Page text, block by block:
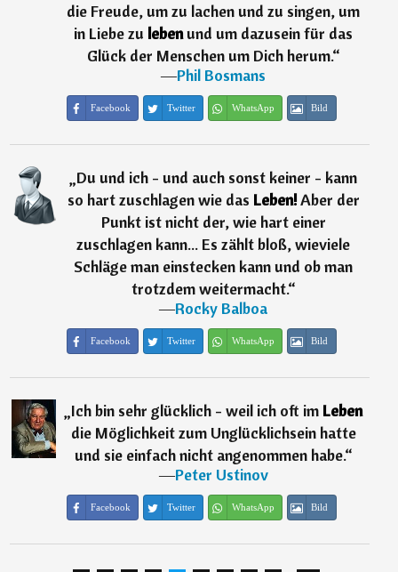
die Freude, um zu lachen und zu singen, um
in Liebe zu lebenund um dazusein für das
Glück der Menschen um Dich herum.“
―Phil Bosmans
Facebook Twitter WhatsApp Bild
„Du und ich - und auch sonst keiner - kann
so hart zuschlagen wie das Leben!Aber der
Punkt ist nicht der, wie hart einer
zuschlagen kann... Es zählt bloß, wieviele
Schläge man einstecken kann und ob man
trotzdem weitermacht.“
―Rocky Balboa
Facebook Twitter WhatsApp Bild
„Ich bin sehr glücklich - weil ich oft im Leben
die Möglichkeit zum Unglücklichsein hatte
und sie einfach nicht angenommen habe.“
―Peter Ustinov
Facebook Twitter WhatsApp Bild